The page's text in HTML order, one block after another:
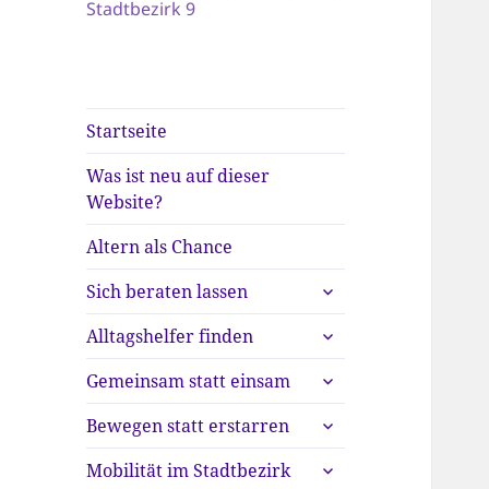
Stadtbezirk 9
Startseite
Was ist neu auf dieser
Website?
Altern als Chance
Sich beraten lassen
untermenü
anzeigen
Alltagshelfer finden
untermenü
anzeigen
Gemeinsam statt einsam
untermenü
anzeigen
Bewegen statt erstarren
untermenü
anzeigen
Mobilität im Stadtbezirk
untermenü